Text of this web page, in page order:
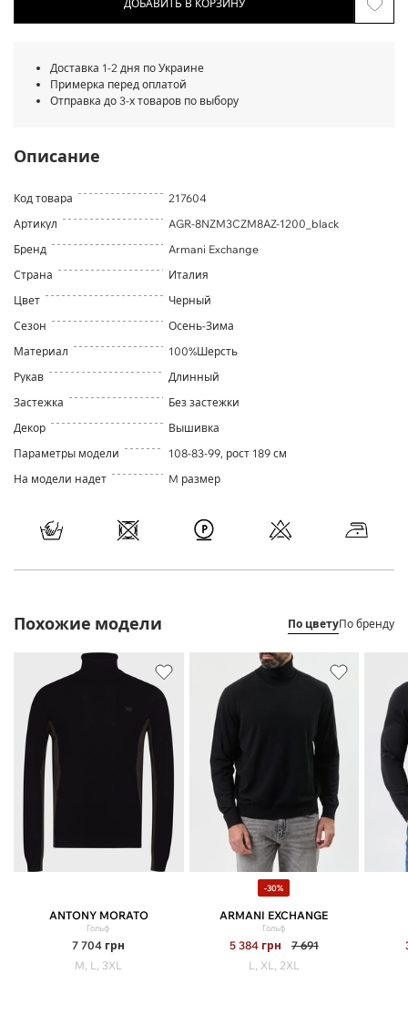
ДОБАВИТЬ В КОРЗИНУ
Доставка 1-2 дня по Украине
Примерка перед оплатой
Отправка до 3-х товаров по выбору
Описание
Код товара
217604
Артикул
AGR-8NZM3CZM8AZ-1200_black
Бренд
Armani Exchange
Страна
Италия
Цвет
Черный
Сезон
Осень-Зима
Материал
100%Шерсть
Рукав
Длинный
Застежка
Без застежки
Декор
Вышивка
Параметры модели
108-83-99, рост 189 см
На модели надет
M размер
Похожие модели По цветуПо бренду
ANTONY MORATO
Гольф
7 704 грн
M, L, 3XL
-30%
ARMANI EXCHANGE
Гольф
5 384 грн
7 691
L, XL, 2XL